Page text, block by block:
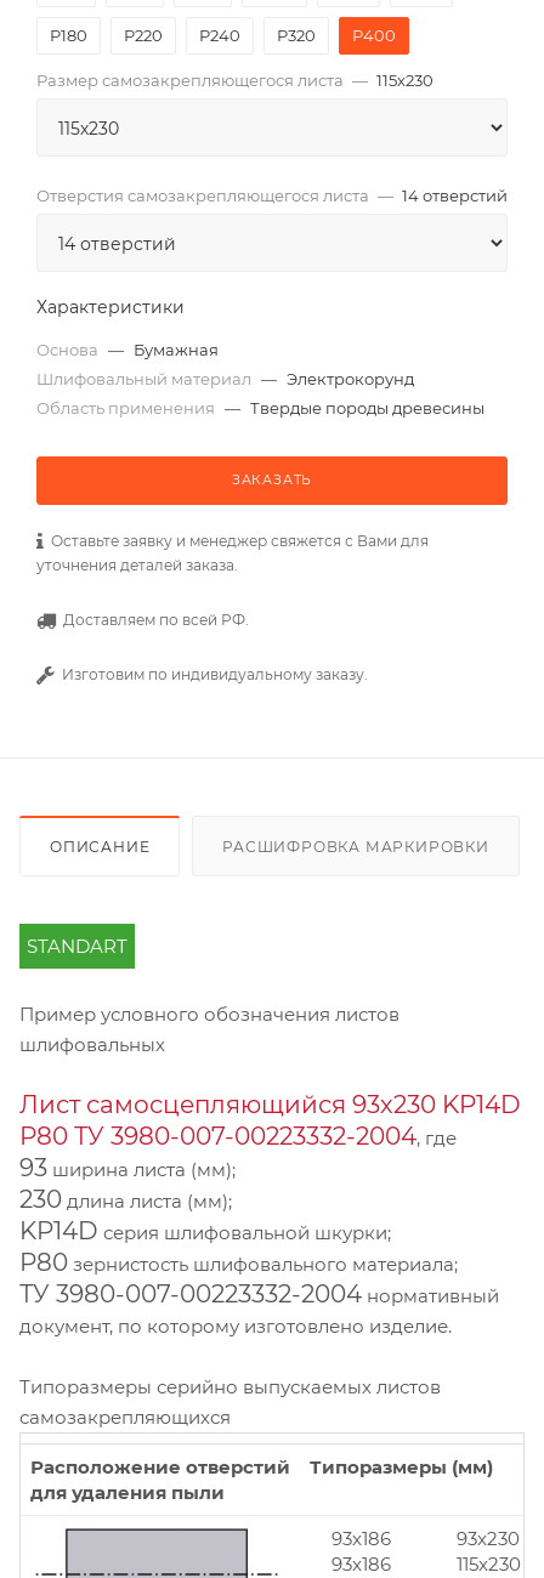
P180 P220 P240 P320 P400
Размер самозакрепляющегося листа — 115х230
Отверстия самозакрепляющегося листа — 14 отверстий
Характеристики
Основа — Бумажная
Шлифовальный материал — Электрокорунд
Область применения — Твердые породы древесины
ЗАКАЗАТЬ
Оставьте заявку и менеджер свяжется с Вами для
уточнения деталей заказа.
Доставляем по всей РФ.
Изготовим по индивидуальному заказу.
ОПИСАНИЕ РАСШИФРОВКА МАРКИРОВКИ
STANDART
Пример условного обозначения листов
шлифовальных
Лист самосцепляющийся 93х230 KP14D
Р80 ТУ 3980-007-00223332-2004, где
93 ширина листа (мм);
230 длина листа (мм);
KP14D серия шлифовальной шкурки;
Р80 зернистость шлифовального материала;
ТУ 3980-007-00223332-2004 нормативный
документ, по которому изготовлено изделие.
Типоразмеры серийно выпускаемых листов
самозакрепляющихся
Расположение отверстий
для удаления пыли
Типоразмеры (мм)
93x186
93x186
93x230
115x230